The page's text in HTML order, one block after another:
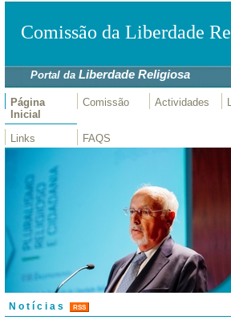
Comissão da Liberdade
Portal daLiberdade Religiosa
Página
Inicial
Comissão Actividades
Links FAQS
N o t í c i a s RSS